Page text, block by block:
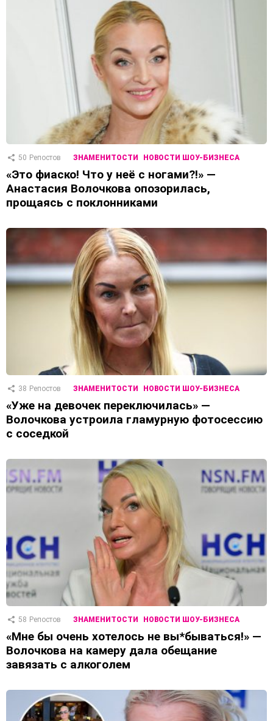
50 Репостов ЗНАМЕНИТОСТИ НОВОСТИ ШОУ-БИЗНЕСА
«Это фиаско! Что у неё с ногами?!» —
Анастасия Волочкова опозорилась,
прощаясь с поклонниками
38 Репостов ЗНАМЕНИТОСТИ НОВОСТИ ШОУ-БИЗНЕСА
«Уже на девочек переключилась» —
Волочкова устроила гламурную фотосессию
с соседкой
58 Репостов ЗНАМЕНИТОСТИ НОВОСТИ ШОУ-БИЗНЕСА
«Мне бы очень хотелось не вы*бываться!» —
Волочкова на камеру дала обещание
завязать с алкоголем